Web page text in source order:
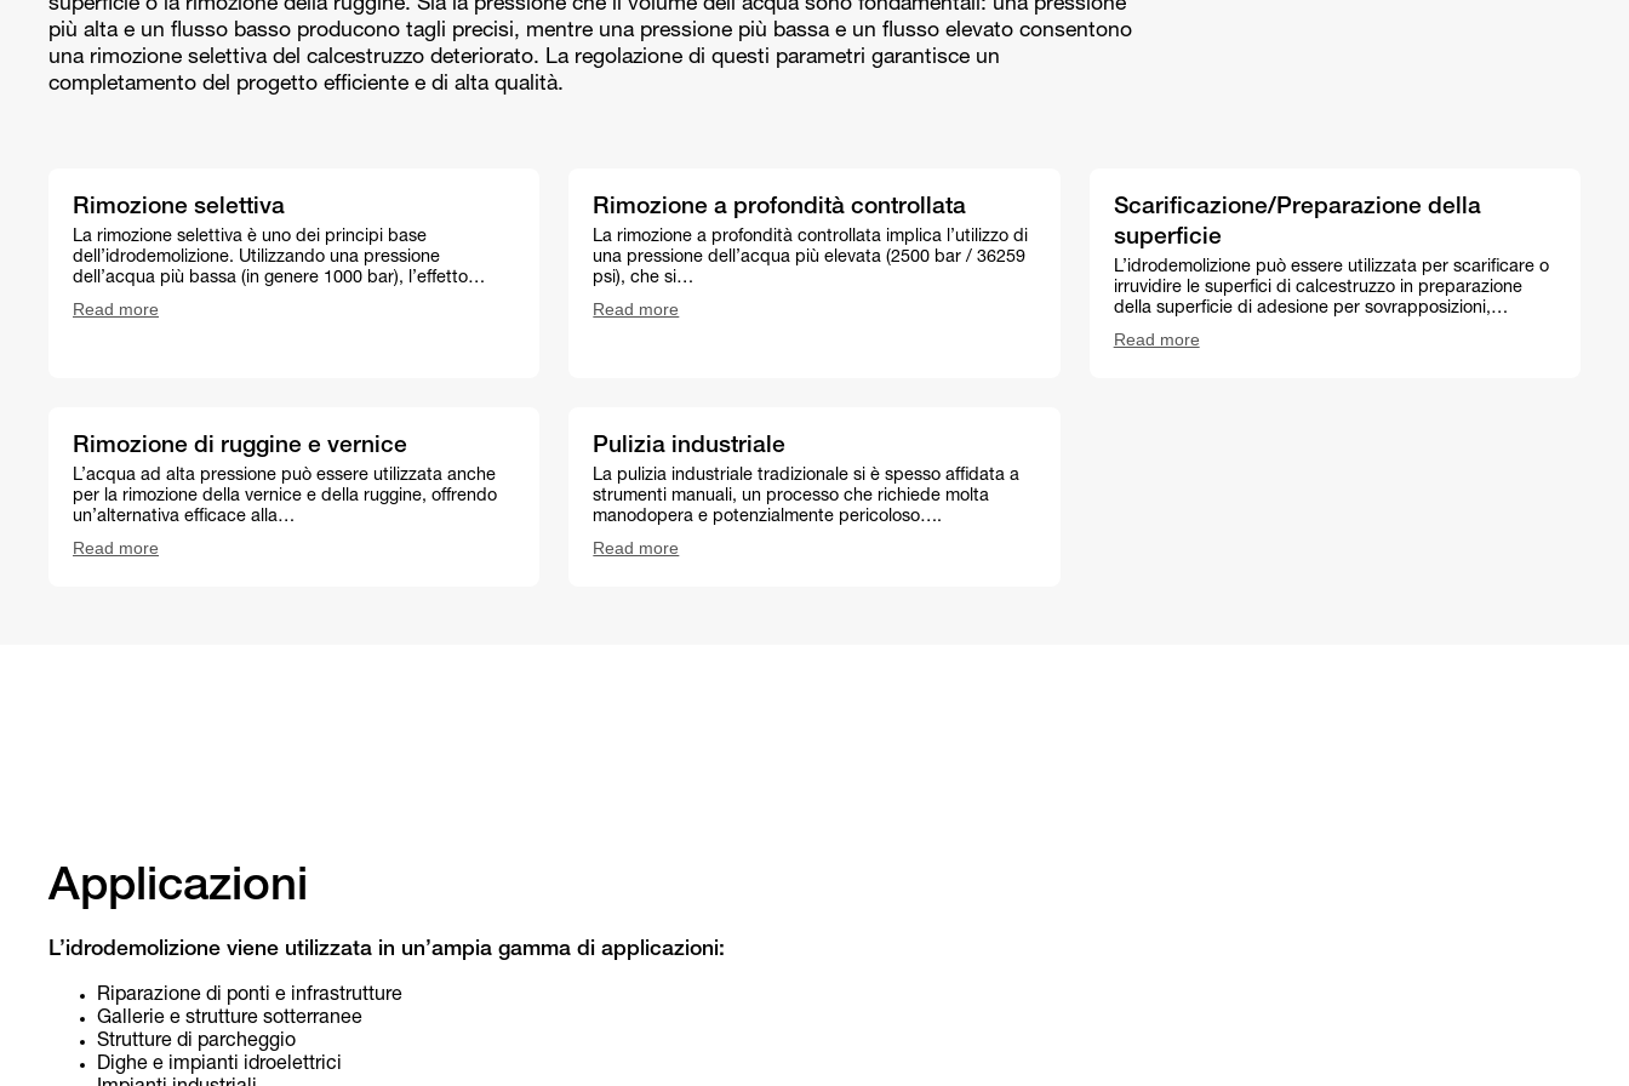
superficie o la rimozione della ruggine. Sia la pressione che il volume dell’acqua sono fondamentali: una pressione
più alta e un flusso basso producono tagli precisi, mentre una pressione più bassa e un flusso elevato consentono
una rimozione selettiva del calcestruzzo deteriorato. La regolazione di questi parametri garantisce un
completamento del progetto efficiente e di alta qualità.
Rimozione selettiva
La rimozione selettiva è uno dei principi base
dell’idrodemolizione. Utilizzando una pressione
dell’acqua più bassa (in genere 1000 bar), l’effetto…
Read more
Rimozione a profondità controllata
La rimozione a profondità controllata implica l’utilizzo di
una pressione dell’acqua più elevata (2500 bar / 36259
psi), che si…
Read more
Scarificazione/Preparazione della
superficie
L’idrodemolizione può essere utilizzata per scarificare o
irruvidire le superfici di calcestruzzo in preparazione
della superficie di adesione per sovrapposizioni,…
Read more
Rimozione di ruggine e vernice
L’acqua ad alta pressione può essere utilizzata anche
per la rimozione della vernice e della ruggine, offrendo
un’alternativa efficace alla…
Read more
Pulizia industriale
La pulizia industriale tradizionale si è spesso affidata a
strumenti manuali, un processo che richiede molta
manodopera e potenzialmente pericoloso….
Read more
Applicazioni
L’idrodemolizione viene utilizzata in un’ampia gamma di applicazioni:
Riparazione di ponti e infrastrutture
Gallerie e strutture sotterranee
Strutture di parcheggio
Dighe e impianti idroelettrici